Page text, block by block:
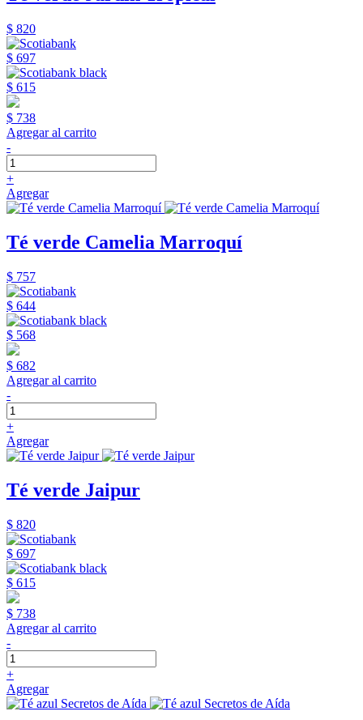
$ 820
$ 697
$ 615
$ 738
Agregar al carrito
-
+
Agregar
Té verde Camelia Marroquí
$ 757
$ 644
$ 568
$ 682
Agregar al carrito
-
+
Agregar
Té verde Jaipur
$ 820
$ 697
$ 615
$ 738
Agregar al carrito
-
+
Agregar